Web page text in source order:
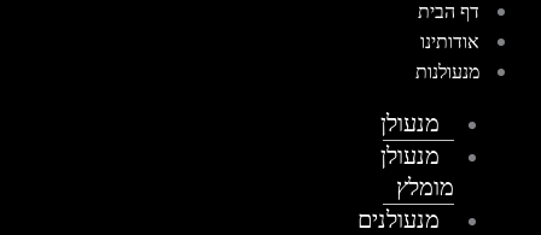
דף הבית
אודותינו
מנעולנות
מנעולן
מנעולן
מומלץ
מנעולנים